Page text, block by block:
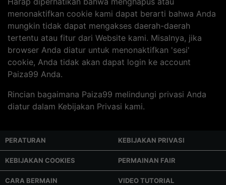
menonaktifkan cookie kami dapat berarti bahwa Anda
mungkin tidak dapat mengakses daerah-daerah
tertentu atau fitur dari Website kami. Misalnya, jika
browser Anda diatur untuk menonaktifkan 'sesi'
cookie, Anda tidak akan dapat login ke account
Paiza99 Anda.
Rincian bagaimana Paiza99 melindungi privasi Anda
diatur dalam Kebijakan Privasi kami.
PERATURAN KEBIJAKAN PRIVASI
KEBIJAKAN COOKIES PERMAINAN FAIR
CARA BERMAIN VIDEO TUTORIAL